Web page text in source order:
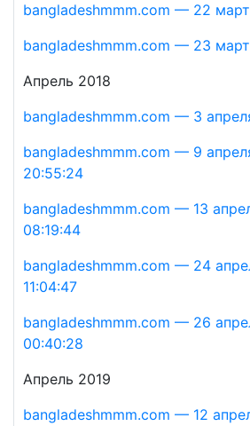
bangladeshmmm.com — 22
bangladeshmmm.com — 23
Апрель 2018
bangladeshmmm.com — 3
bangladeshmmm.com — 9
20:55:24
bangladeshmmm.com — 13
08:19:44
bangladeshmmm.com — 24
11:04:47
bangladeshmmm.com — 26
00:40:28
Апрель 2019
bangladeshmmm.com — 12